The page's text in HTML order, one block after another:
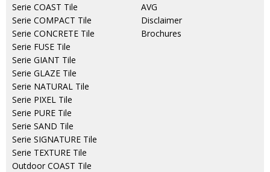
Serie COAST Tile
Serie COMPACT Tile
Serie CONCRETE Tile
Serie FUSE Tile
Serie GIANT Tile
Serie GLAZE Tile
Serie NATURAL Tile
Serie PIXEL Tile
Serie PURE Tile
Serie SAND Tile
Serie SIGNATURE Tile
Serie TEXTURE Tile
Outdoor COAST Tile
AVG
Disclaimer
Brochures